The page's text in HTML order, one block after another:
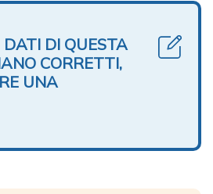
DATI DI QUESTA
CORRETTI,
UNA